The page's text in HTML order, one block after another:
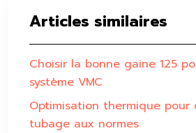
Articles similaires
Choisir la bonne gaine 125
système VMC
Optimisation thermique pour
tubage aux normes